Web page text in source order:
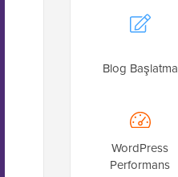
Blog Başlatma
WordPress
Performans